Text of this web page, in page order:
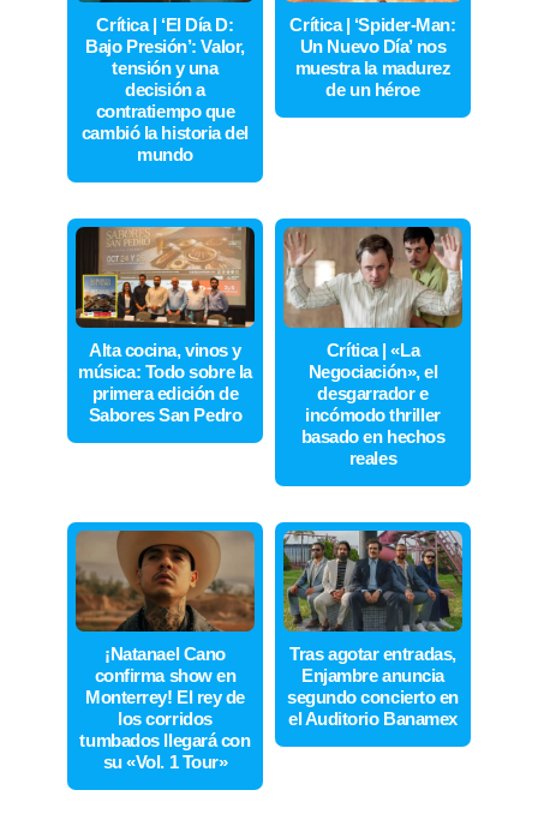
Crítica | ‘El Día D:
Bajo Presión’: Valor,
tensión y una
decisión a
contratiempo que
cambió la historia del
mundo
Crítica | ‘Spider-Man:
Un Nuevo Día’ nos
muestra la madurez
de un héroe
Alta cocina, vinos y
música: Todo sobre la
primera edición de
Sabores San Pedro
Crítica | «La
Negociación», el
desgarrador e
incómodo thriller
basado en hechos
reales
¡Natanael Cano
confirma show en
Monterrey! El rey de
los corridos
tumbados llegará con
su «Vol. 1 Tour»
Tras agotar entradas,
Enjambre anuncia
segundo concierto en
el Auditorio Banamex